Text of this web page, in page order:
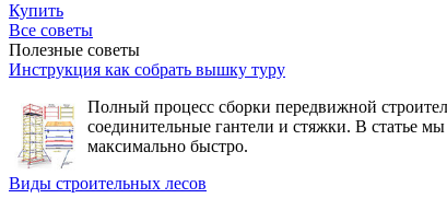
Купить
Все советы
Полезные советы
Инструкция как собрать вышку туру
Полный процесс сборки передвижной
соединительные гантели и стяжки. В статье
максимально быстро.
Виды строительных лесов